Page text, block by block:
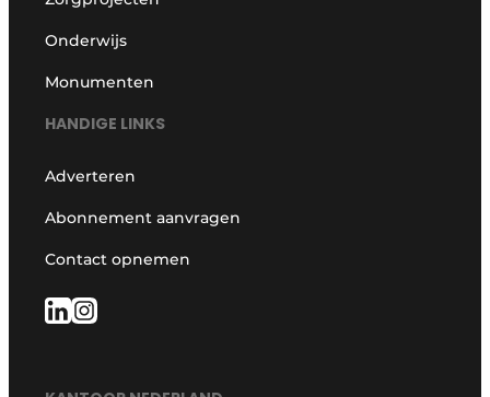
Onderwijs
Monumenten
HANDIGE LINKS
Adverteren
Abonnement aanvragen
Contact opnemen